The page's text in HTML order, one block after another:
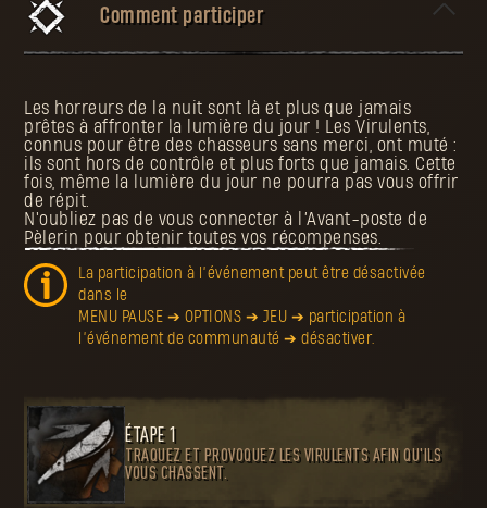
Comment participer
Les horreurs de la nuit sont là et plus que jamais
prêtes à affronter la lumière du jour ! Les Virulents,
connus pour être des chasseurs sans merci, ont muté :
ils sont hors de contrôle et plus forts que jamais. Cette
fois, même la lumière du jour ne pourra pas vous offrir
de répit.
N'oubliez pas de vous connecter à l’Avant-poste de
Pèlerin pour obtenir toutes vos récompenses.
La participation à l’événement peut être désactivée
dans le
MENU PAUSE ➔ OPTIONS ➔ JEU ➔ participation à
l’événement de communauté ➔ désactiver.
ÉTAPE 1
TRAQUEZ ET PROVOQUEZ LES VIRULENTS AFIN QU'ILS
VOUS CHASSENT.